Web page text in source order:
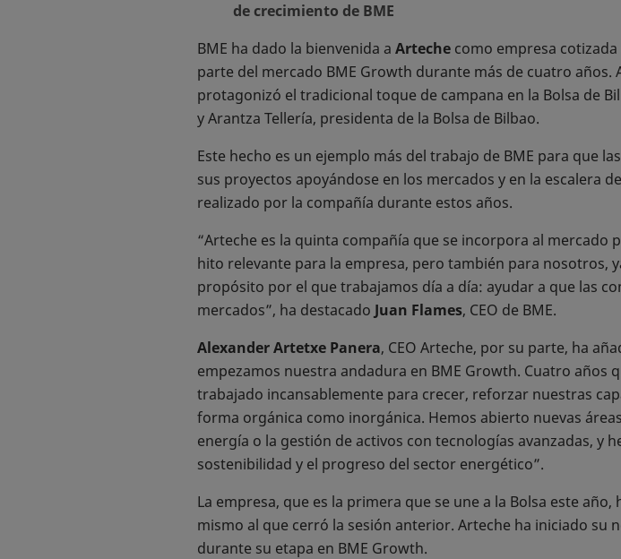
de crecimiento de BME
BME ha dado la bienvenida a Arteche como empresa
parte del mercado BME Growth durante más de cuatro años.
protagonizó el tradicional toque de campana en la Bolsa de
y Arantza Tellería, presidenta de la Bolsa de Bilbao.
Este hecho es un ejemplo más del trabajo de BME para que
sus proyectos apoyándose en los mercados y en la escalera
realizado por la compañía durante estos años.
“Arteche es la quinta compañía que se incorpora al mercado
hito relevante para la empresa, pero también para nosotros,
propósito por el que trabajamos día a día: ayudar a que las
mercados”, ha destacado Juan Flames, CEO de BME.
Alexander Artetxe Panera, CEO Arteche, por su parte, ha
empezamos nuestra andadura en BME Growth. Cuatro años
trabajado incansablemente para crecer, reforzar nuestras
forma orgánica como inorgánica. Hemos abierto nuevas
energía o la gestión de activos con tecnologías avanzadas, y
sostenibilidad y el progreso del sector energético”.
La empresa, que es la primera que se une a la Bolsa este
mismo al que cerró la sesión anterior. Arteche ha iniciado su
durante su etapa en BME Growth.